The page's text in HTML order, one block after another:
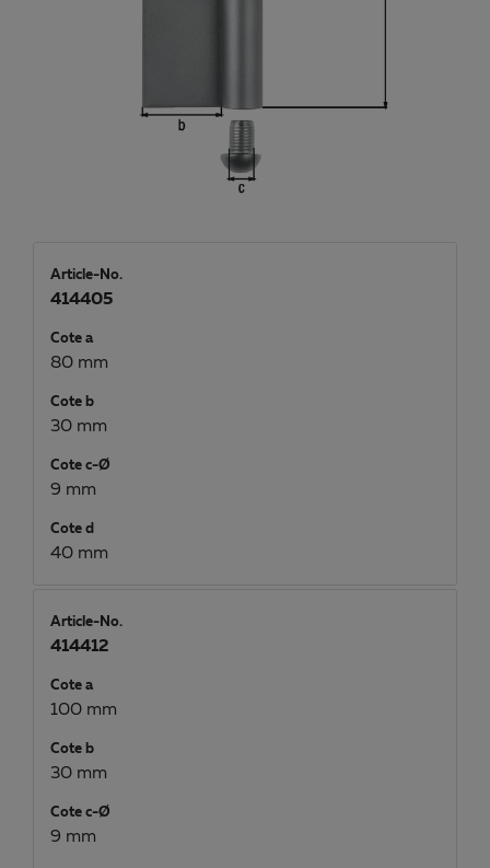
Article-No.
414405
Cote a
80 mm
Cote b
30 mm
Cote c-Ø
9 mm
Cote d
40 mm
Article-No.
414412
Cote a
100 mm
Cote b
30 mm
Cote c-Ø
9 mm